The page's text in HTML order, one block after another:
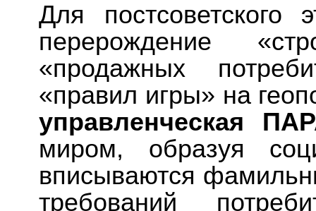
Для постсоветского
перерождение
«продажных
«правил игры» на
управленческая
миром, образуя
вписываются
требований